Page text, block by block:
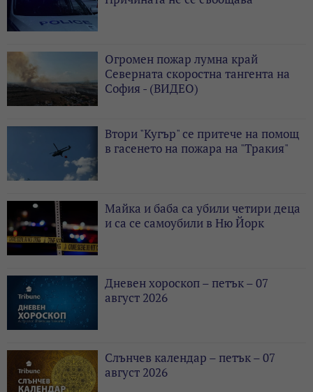
Огромен пожар лумна край
Северната скоростна тангента на
София - (ВИДЕО)
Втори "Кугър" се притече на помощ
в гасенето на пожара на "Тракия"
Майка и баба са убили четири деца
и са се самоубили в Ню Йорк
Дневен хороскоп – петък – 07
август 2026
Слънчев календар – петък – 07
август 2026